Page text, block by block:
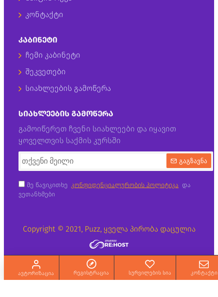
კონტაქტი
ᲙᲐᲑᲘᲜᲔᲢᲘ
ჩემი კაბინეტი
შეკვეთები
სიახლეების გამოწერა
ᲡᲘᲐᲮᲚᲔᲔᲑᲘᲡ ᲒᲐᲛᲝᲬᲔᲠᲐ
გამოიწერეთ ჩვენი სიახლეები და იყავით
ყოველთვის საქმის კურსში
გაგზავნა
მე წავიკითხე კონფიდენციალურობის პოლიტიკა და
ვეთანხმები
Copyright © 2021, Puzz, ყველა პირობა დაცულია
ავტორიზაცია რეგისტრაცია სურვილების სია კონტაქტი